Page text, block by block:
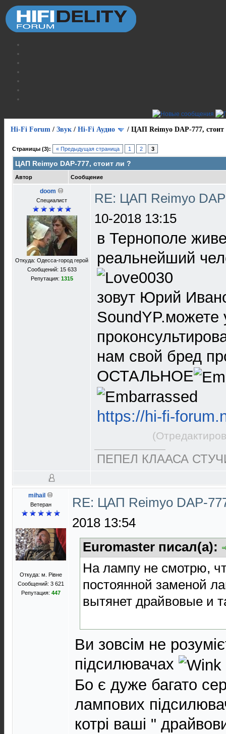
Hi-Fi Forum / Звук / Hi-Fi Аудио / ЦАП Reimyo DAP-777, стоит
Страницы (3): « Предыдущая страница 1 2 3
ЦАП Reimyo DAP-777, стоит ли ?
Автор Сообщение
doom
Специалист
Откуда: Одесса-город герой
Сообщений: 15 633
Репутация: 1315
RE: ЦАП Reimyo
10-2018 13:15
в Тернополе
реальнейший
зовут Юрий
SoundYP.можете
нам свой бред
ОСТАЛЬНОЕ
https://hi-fi-
ПЕПЕЛ КЛААСА
mihail
Ветеран
Откуда: м. Рівне
Сообщений: 3 621
Репутация: 447
RE: ЦАП Reimyo DAP-
2018 13:54
Euromaster писал(а):
На лампу не смотрю,
постоянной заменой
вытянет драйвовые и
Ви зовсім не
підсилювачах
Бо є дуже багато
лампових
котрі ваші "